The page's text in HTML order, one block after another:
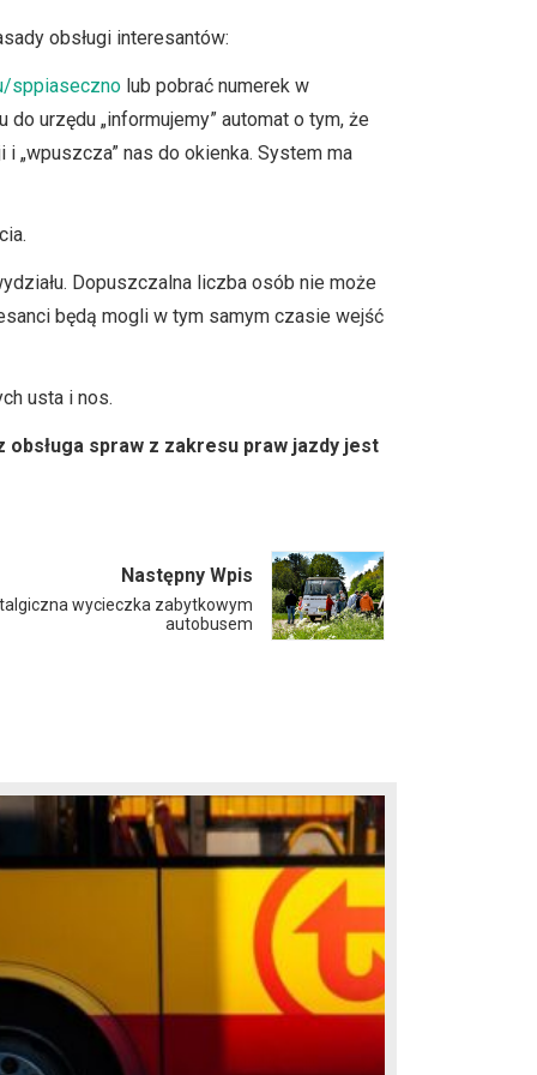
obsługi interesantów:
sppiaseczno lub pobrać numerek w
urzędu „informujemy” automat o tym, że
„wpuszcza” nas do okienka. System ma
Dopuszczalna liczba osób nie może
będą mogli w tym samym czasie wejść
usta i nos.
spraw z zakresu praw jazdy jest
Następny Wpis
wycieczka zabytkowym
autobusem